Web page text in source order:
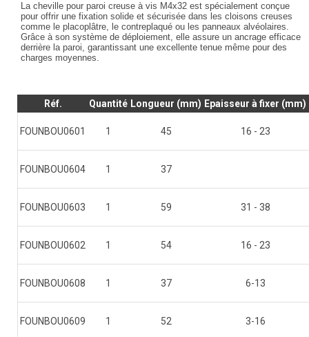
La cheville pour paroi creuse à vis M4x32 est spécialement conçue
pour offrir une fixation solide et sécurisée dans les cloisons creuses
comme le placoplâtre, le contreplaqué ou les panneaux alvéolaires.
Grâce à son système de déploiement, elle assure un ancrage efficace
derrière la paroi, garantissant une excellente tenue même pour des
charges moyennes.
Réf. Quantité Longueur (mm) Epaisseur à fixer (mm)
FOUNBOU0601 1 45 16 - 23
FOUNBOU0604 1 37
FOUNBOU0603 1 59 31 - 38
FOUNBOU0602 1 54 16 - 23
FOUNBOU0608 1 37 6-13
FOUNBOU0609 1 52 3-16